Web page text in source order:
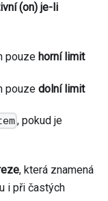
(on) je-li
pouze horní limit
pouzedolní limit
, pokud je
, která znamená
i při častých